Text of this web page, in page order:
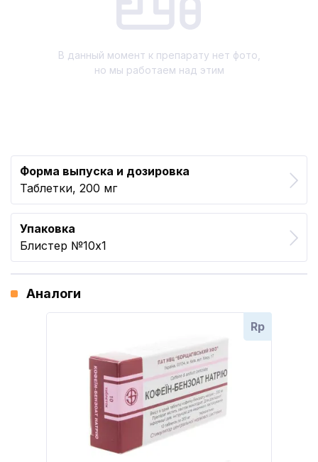
В данный момент к препарату нет фото,
но мы работаем над этим
Форма выпуска и дозировка
Таблетки, 200 мг
Упаковка
Блистер №10x1
Аналоги
Rp